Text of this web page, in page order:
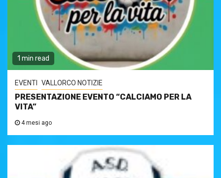
1 min read
EVENTI VALLORCO NOTIZIE
PRESENTAZIONE EVENTO “CALCIAMO PER LA
VITA”
4 mesi ago